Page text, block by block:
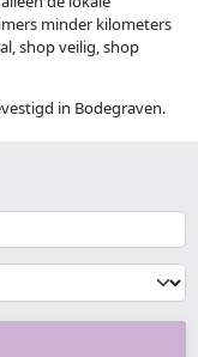
minder kilometers
shop veilig, shop
in Bodegraven.